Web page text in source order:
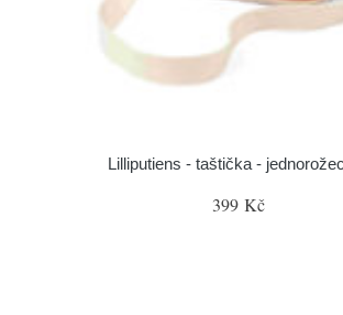
Lilliputiens - taštička -
399 Kč